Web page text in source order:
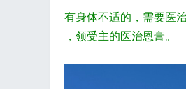
有身体不适的，需要医
，领受主的医治恩膏。